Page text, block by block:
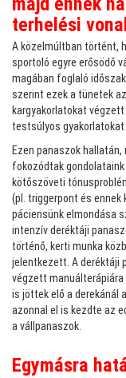
terhelési
A közelmúltban történt,
sportoló egyre erősödő
magában foglaló
szerint ezek a tünetek
kargyakorlatokat
testsúlyos
Ezen panaszok
fokozódtak
kötőszöveti
(pl. triggerpont és
páciensünk elmondása
intenzív deréktáji
történő, kerti munka
jelentkezett. A deréktáji
végzett
is jöttek elő a derekánál
azonnal el is kezdte az
a vállpanaszok.
Egymásra